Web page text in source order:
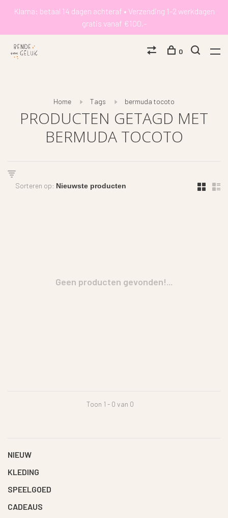
Klarna: betaal 14 dagen achteraf • Verzending 1-2 werkdagen
gratis vanaf €100,-
0
Home Tags bermuda tocoto
PRODUCTEN GETAGD MET
BERMUDA TOCOTO
Sorteren op:
Geen producten gevonden!...
Toon 1 - 0 van 0
NIEUW
KLEDING
SPEELGOED
CADEAUS